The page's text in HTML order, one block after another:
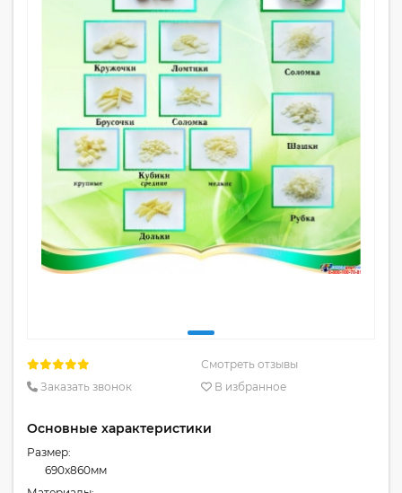
Смотреть отзывы
Заказать звонок
В избранное
Основные характеристики
Размер:
690x860мм